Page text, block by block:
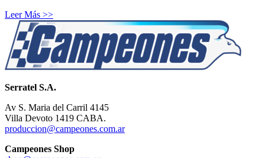
Leer Más >>
Serratel S.A.
Av S. Maria del Carril 4145
Villa Devoto 1419 CABA.
produccion@campeones.com.ar
Campeones Shop